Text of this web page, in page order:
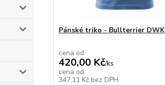
Pánské triko - Bullterrier DWK
cena od
420,00 Kč/ks
cena od
347,11 Kč bez DPH